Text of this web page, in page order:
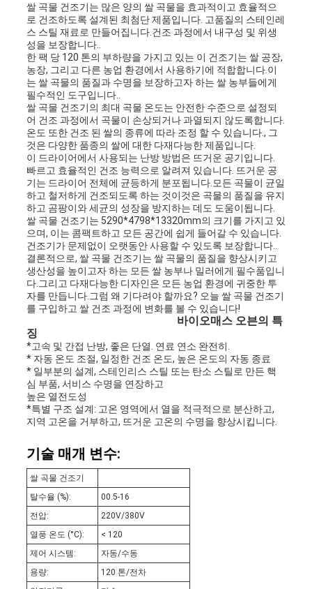
인
용
문
을
요
구
하
세
요
쌀 곡물 건조기는 많은 양의 쌀 곡물을 효과적이고 효율적으
로 건조하도록 설계된 최첨단 제품입니다. 고품질의 스테인레
스 스틸 재료로 만들어집니다.건조 과정에서 내구성 및 위생
성을 보장합니다..
한 팩 당 120 톤의 부하량을 가지고 있는 이 건조기는 쌀 공장,
농장, 그리고 다른 농업 환경에서 사용하기에 적합합니다.이
는 쌀 곡물의 품질과 수명을 보장하고자 하는 쌀 농부들에게
필수적인 도구입니다..
쌀 곡물 건조기의 최대 곡물 온도는 안전한 수준으로 설정되
어 건조 과정에서 곡물이 손상되거나 과열되지 않도록합니다.
온도 또한 건조 된 쌀의 종류에 따라 조정 할 수 있습니다., 그
것은 다양한 품종의 쌀에 대한 다재다능한 제품입니다.
이 드라이어에서 사용되는 난방 방법은 뜨거운 공기입니다.
빠르고 효율적인 건조 능력으로 알려져 있습니다. 뜨거운 공
기는 드라이어 전체에 균등하게 분포됩니다.모든 곡물이 균일
하고 철저하게 건조되도록 하는 것이것은 곡물의 품질을 유지
하고 곰팡이와 세균의 성장을 방지하는 데도 도움이됩니다.
쌀 곡물 건조기는 5290*4798*13320mm의 크기를 가지고 있
으며, 이는 콤팩트하고 모든 공간에 쉽게 들어갈 수 있습니다.
건조기가 문제없이 오랫동안 사용할 수 있도록 보장합니다..
결론적으로, 쌀 곡물 건조기는 쌀 곡물의 품질을 향상시키고
생산성을 높이고자 하는 모든 쌀 농부나 밀러에게 필수품입니
다.그리고 다재다능한 디자인은 모든 농업 환경에 귀중한 투
자를 만듭니다.그럼 왜 기다려야 할까요? 오늘 쌀 곡물 건조기
를 구입하고 쌀 건조 과정에 변화를 볼 수 있습니다!
바이오매스 오븐의 특
징
*고속 및 간접 난방, 좋은 단열. 연료 연소 완전히.
* 자동 온도 조절, 일정한 건조 온도, 높은 온도의 자동 종료
* 일부분의 설계, 스테인리스 스틸 또는 탄소 스틸로 만든 핵
심 부품, 서비스 수명을 연장하고
높은 열전도성
*특별 구조 설계: 고온 영역에서 열을 적극적으로 분산하고,
지역 고온을 거부하고, 뜨거운 고온의 수명을 향상시킵니다.
기술 매개 변수:
쌀 곡물 건조기
탈수율 (%):
00.5-16
전압:
220V/380V
열풍 온도 (°C):
< 120
제어 시스템:
자동/수동
용량:
120 톤/전차